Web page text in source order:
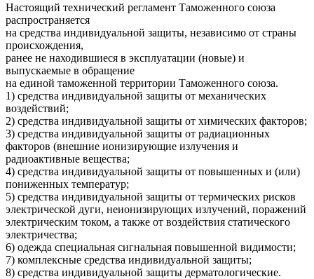
Настоящий технический регламент Таможенного союза
распространяется
на средства индивидуальной защиты, независимо от страны
происхождения,
ранее не находившиеся в эксплуатации (новые) и
выпускаемые в обращение
на единой таможенной территории Таможенного союза.
1) средства индивидуальной защиты от механических
воздействий;
2) средства индивидуальной защиты от химических факторов;
3) средства индивидуальной защиты от радиационных
факторов (внешние ионизирующие излучения и
радиоактивные вещества;
4) средства индивидуальной защиты от повышенных и (или)
пониженных температур;
5) средства индивидуальной защиты от термических рисков
электрической дуги, неионизирующих излучений, поражений
электрическим током, а также от воздействия статического
электричества;
6) одежда специальная сигнальная повышенной видимости;
7) комплексные средства индивидуальной защиты;
8) средства индивидуальной защиты дерматологические.